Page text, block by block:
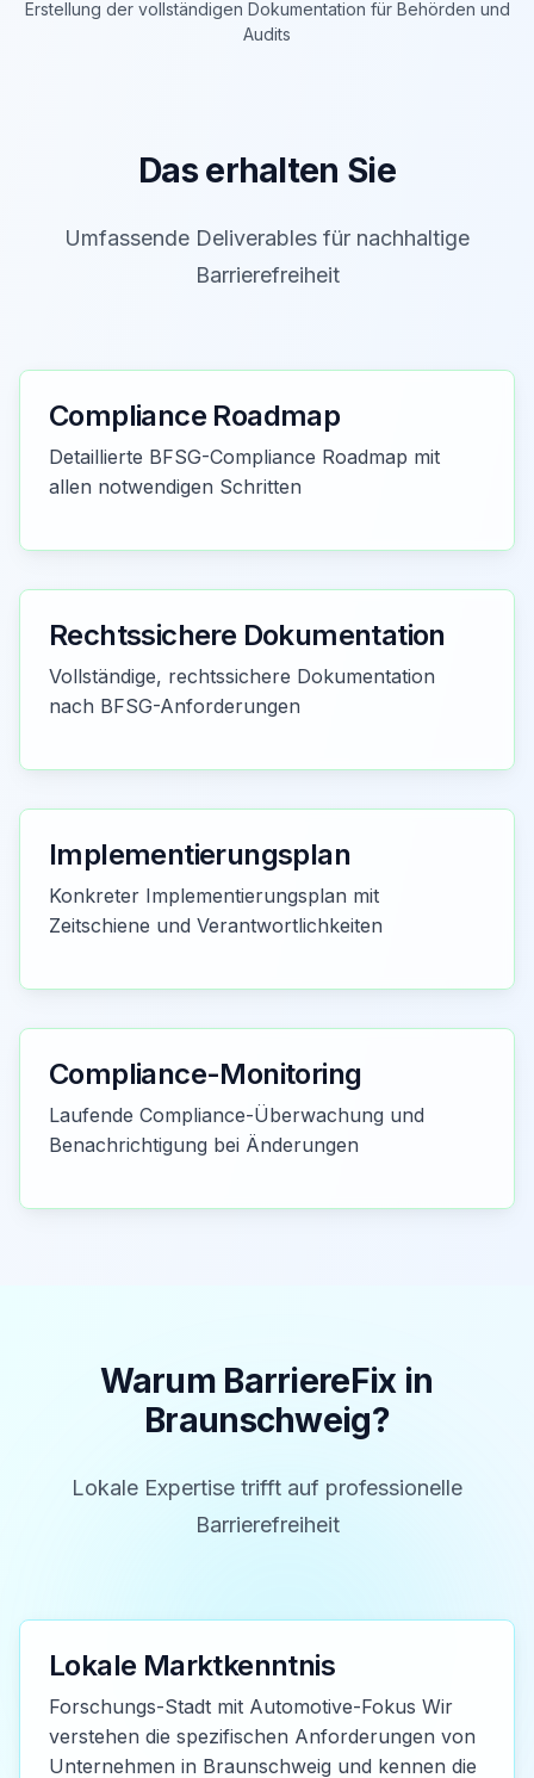
Erstellung der vollständigen Dokumentation für Behörden und
Audits
Das erhalten Sie
Umfassende Deliverables für nachhaltige
Barrierefreiheit
Compliance Roadmap
Detaillierte BFSG-Compliance Roadmap mit
allen notwendigen Schritten
Rechtssichere Dokumentation
Vollständige, rechtssichere Dokumentation
nach BFSG-Anforderungen
Implementierungsplan
Konkreter Implementierungsplan mit
Zeitschiene und Verantwortlichkeiten
Compliance-Monitoring
Laufende Compliance-Überwachung und
Benachrichtigung bei Änderungen
Warum BarriereFix in
Braunschweig?
Lokale Expertise trifft auf professionelle
Barrierefreiheit
Lokale Marktkenntnis
Forschungs-Stadt mit Automotive-Fokus Wir
verstehen die spezifischen Anforderungen von
Unternehmen in Braunschweig und kennen die